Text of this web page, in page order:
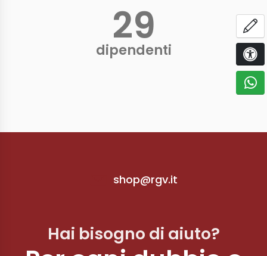
30+
dipendenti
shop@rgv.it
Hai bisogno di aiuto?